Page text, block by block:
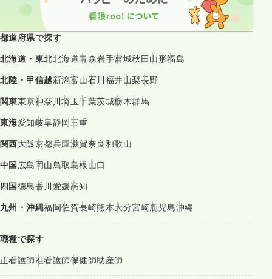
都道府県で探す
北海道・東北北海道青森岩手宮城秋田山形福島
北陸・甲信越新潟富山石川福井山梨長野
関東東京神奈川埼玉千葉茨城栃木群馬
東海愛知岐阜静岡三重
関西大阪京都兵庫滋賀奈良和歌山
中国広島岡山鳥取島根山口
四国徳島香川愛媛高知
九州・沖縄福岡佐賀長崎熊本大分宮崎鹿児島沖縄
職種で探す
正看護師准看護師保健師助産師